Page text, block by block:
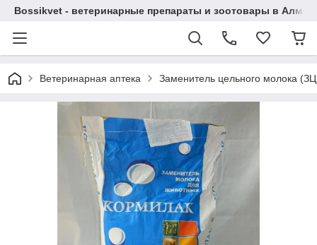
Bossikvet - ветеринарные препараты и зоотовары в
Ветеринарная аптека Заменитель цельного молока